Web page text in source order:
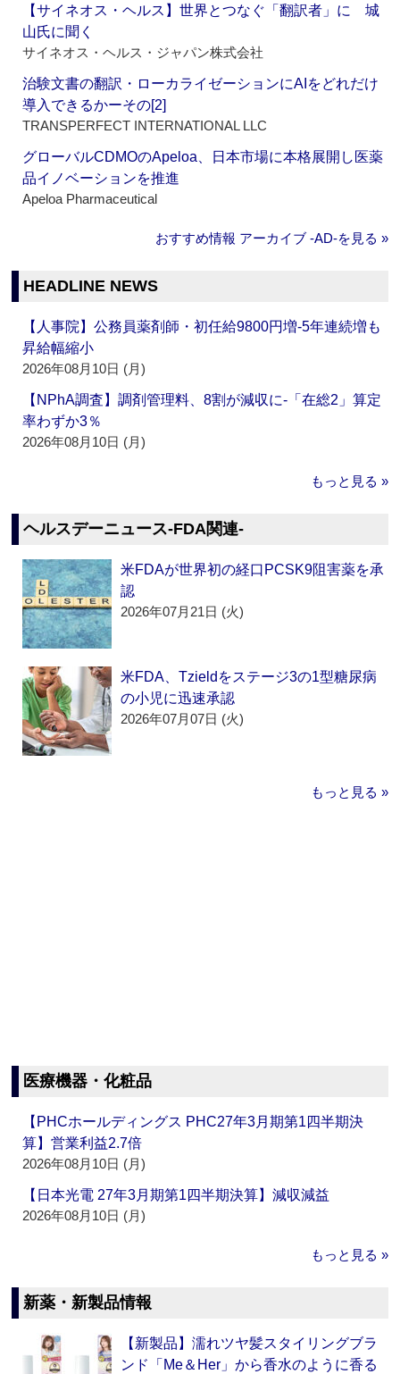
【サイネオス・ヘルス】世界とつなぐ「翻訳者」に 城
山氏に聞く
サイネオス・ヘルス・ジャパン株式会社
治験文書の翻訳・ローカライゼーションにAIをどれだけ
導入できるかーその[2]
TRANSPERFECT INTERNATIONAL LLC
グローバルCDMOのApeloa、日本市場に本格展開し医薬
品イノベーションを推進
Apeloa Pharmaceutical
おすすめ情報 アーカイブ ‐AD‐を見る »
HEADLINE NEWS
【人事院】公務員薬剤師・初任給9800円増‐5年連続増も
昇給幅縮小
2026年08月10日 (月)
【NPhA調査】調剤管理料、8割が減収に‐「在総2」算定
率わずか3％
2026年08月10日 (月)
もっと見る »
ヘルスデーニュース‐FDA関連‐
米FDAが世界初の経口PCSK9阻害薬を承
認
2026年07月21日 (火)
米FDA、Tzieldをステージ3の1型糖尿病
の小児に迅速承認
2026年07月07日 (火)
もっと見る »
医療機器・化粧品
【PHCホールディングス PHC27年3月期第1四半期決
算】営業利益2.7倍
2026年08月10日 (月)
【日本光電 27年3月期第1四半期決算】減収減益
2026年08月10日 (月)
もっと見る »
新薬・新製品情報
【新製品】濡れツヤ髪スタイリングブラ
ンド「Me＆Her」から香水のように香る